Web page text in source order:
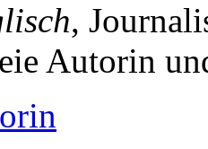
,
Autorin